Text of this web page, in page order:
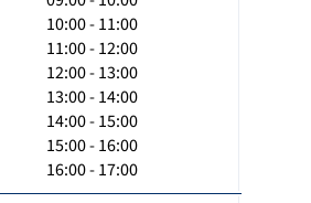
10:00 - 11:00
11:00 - 12:00
12:00 - 13:00
13:00 - 14:00
14:00 - 15:00
15:00 - 16:00
16:00 - 17:00